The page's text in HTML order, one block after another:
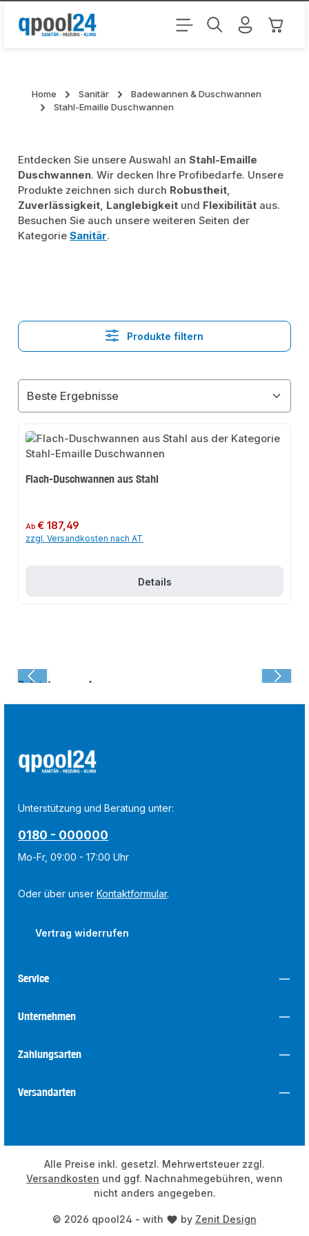
Zum Hauptinhalt springen
Home Sanitär
Badewannen & Duschwannen
Stahl-Emaille Duschwannen
Entdecken Sie unsere Auswahl anStahl-Emaille
Duschwannen. Wir decken Ihre Profibedarfe. Unsere
Produkte zeichnen sich durch Robustheit,
Zuverlässigkeit, Langlebigkeit und Flexibilität aus.
Besuchen Sie auch unsere weiteren Seiten der
KategorieSanitär.
Produkte filtern
Flach-Duschwannen aus Stahl
Regulärer Preis:
Ab€ 187,49
zzgl. Versandkosten nach AT
Details
Zuletzt angesehen:
Unterstützung und Beratung unter:
0180 - 000000
Mo-Fr, 09:00 - 17:00 Uhr
Oder über unserKontaktformular.
Vertrag widerrufen
Service
Unternehmen
Zahlungsarten
Versandarten
© 2026 qpool24 - with by Zenit Design
Alle Preise inkl. gesetzl. Mehrwertsteuer zzgl.
Versandkosten und ggf. Nachnahmegebühren, wenn
nicht anders angegeben.